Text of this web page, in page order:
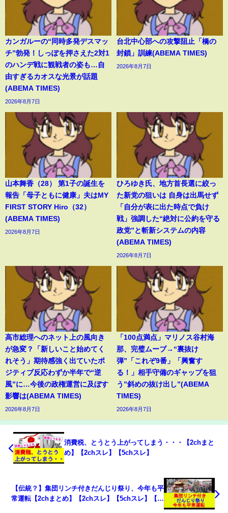
カンガルーの“同時多発デスマッ
チ”勃発！しっぽを押さえた2対1
のハンデ戦に観戦者の姿も…自
由すぎるカオスな光景が話題
(ABEMA TIMES)
2026年8月7日
台北中心部への攻撃阻止「橋の
封鎖」訓練(ABEMA TIMES)
2026年8月7日
山本舞香（28） 第1子の誕生を
報告「母子ともに健康」夫はMY
FIRST STORY Hiro（32）
(ABEMA TIMES)
2026年8月7日
ひろゆき氏、地方首長選に絞っ
た新党の狙いは 自身は出馬せず
「自分が表に出た時点で負け
戦」強調した“絶対に公約を守る
政党”と斬新システムの内容
(ABEMA TIMES)
2026年8月7日
高市総理へのネット上の風向き
が急変？「新しいこと始めてく
れそう」期待感強く出ていたポ
ジティブ反応わずか半年で“逆
風”に…今後の政権運営に及ぼす
影響は(ABEMA TIMES)
2026年8月7日
「100点満点」マリノス谷村海
那、完璧ムーブ→“裏抜け
弾”「これぞ9番」「興奮す
る！」相手守備のギャップを狙
う”斜めの抜け出し”(ABEMA
TIMES)
2026年8月7日
消費税、とうとう上がってしまう・・・【2chまと
め】【2chスレ】【5chスレ】
【伝統？】集団リンチ付きだんじり祭り、今年も平
常運転【2chまとめ】【2chスレ】【5chスレ】【ゆ